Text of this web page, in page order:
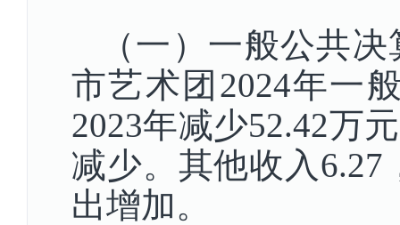
（一）一般公共
市艺术团2024年一
2023年减少52.42万
减少。其他收入6.27
出增加。